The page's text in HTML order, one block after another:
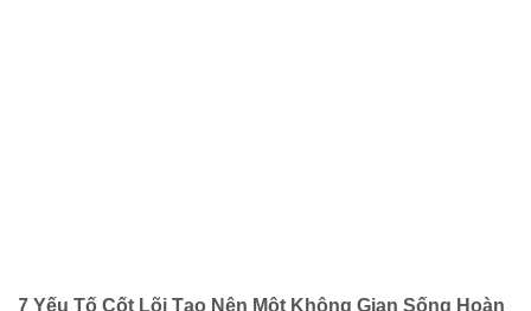
7 Yếu Tố Cốt Lõi Tạo Nên Một Không Gian Sống Hoàn